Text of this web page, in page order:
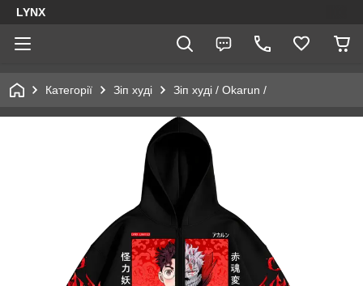
LYNX
Категорії Зіп худі Зіп худі / Okarun /